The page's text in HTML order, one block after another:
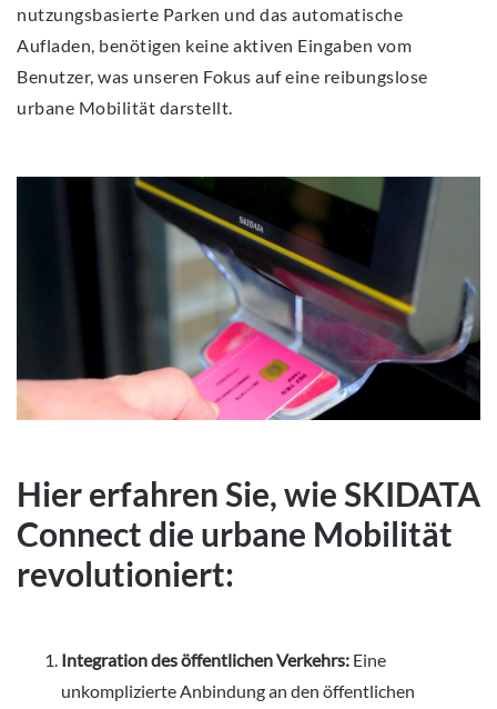
nutzungsbasierte Parken und das automatische
Aufladen, benötigen keine aktiven Eingaben vom
Benutzer, was unseren Fokus auf eine reibungslose
urbane Mobilität darstellt.
Hier erfahren Sie, wie SKIDATA
Connect die urbane Mobilität
revolutioniert:
Integration des öffentlichen Verkehrs: Eine
unkomplizierte Anbindung an den öffentlichen